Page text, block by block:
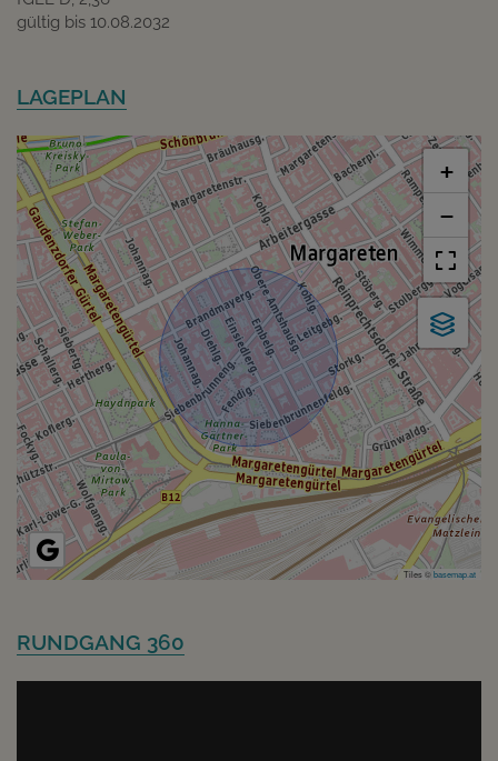
gültig bis 10.08.2032
LAGEPLAN
+
−
Tiles ©basemap.at
RUNDGANG 360